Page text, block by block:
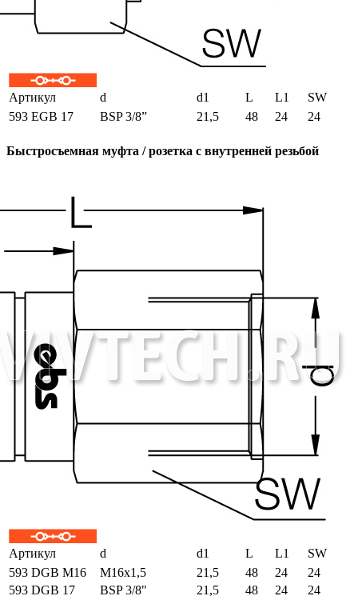
Артикул d d1 L L1
SW
593 EGB 17
BSP 3/8” 21,5 48 24 24
Быстросъемная муфта / розетка с внутренней резьбой
Артикул d d1 L L1
SW
593 DGB M16
M16x1,5 21,5 48 24
24
593 DGB 17
BSP 3/8" 21,5 48 24 24